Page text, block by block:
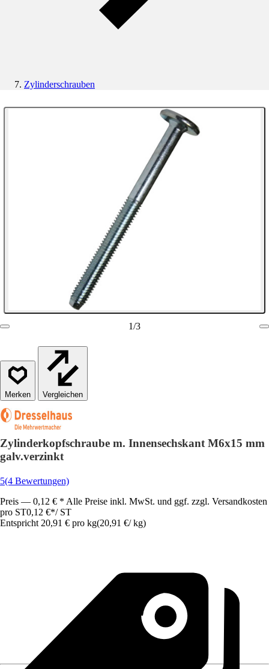
Zylinderschrauben
1/3
Vergleichen
Zylinderkopfschraube m. Innensechskant M6x15 mm
galv.verzinkt
5(4 Bewertungen)
Preis — 0,12 € * Alle Preise inkl. MwSt. und ggf. zzgl. Versandkosten
pro ST0,12 €*/ ST
Entspricht 20,91 € pro kg(20,91 €/ kg)